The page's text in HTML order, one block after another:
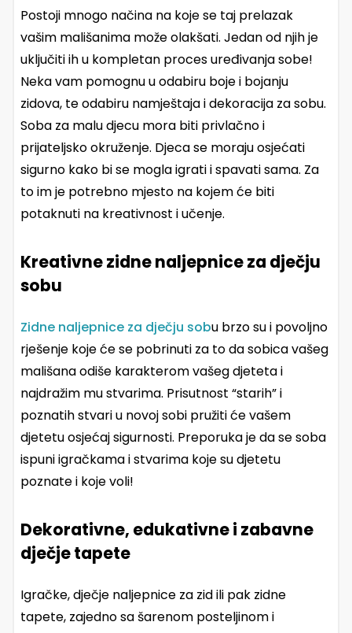
Postoji mnogo načina na koje se taj prelazak
vašim mališanima može olakšati. Jedan od njih je
uključiti ih u kompletan proces uređivanja sobe!
Neka vam pomognu u odabiru boje i bojanju
zidova, te odabiru namještaja i dekoracija za sobu.
Soba za malu djecu mora biti privlačno i
prijateljsko okruženje. Djeca se moraju osjećati
sigurno kako bi se mogla igrati i spavati sama. Za
to im je potrebno mjesto na kojem će biti
potaknuti na kreativnost i učenje.
Kreativne zidne naljepnice za dječju
sobu
Zidne naljepnice za dječju sobu brzo su i povoljno
rješenje koje će se pobrinuti za to da sobica vašeg
mališana odiše karakterom vašeg djeteta i
najdražim mu stvarima. Prisutnost “starih” i
poznatih stvari u novoj sobi pružiti će vašem
djetetu osjećaj sigurnosti. Preporuka je da se soba
ispuni igračkama i stvarima koje su djetetu
poznate i koje voli!
Dekorativne, edukativne i zabavne
dječje tapete
Igračke, dječje naljepnice za zid ili pak zidne
tapete, zajedno sa šarenom posteljinom i